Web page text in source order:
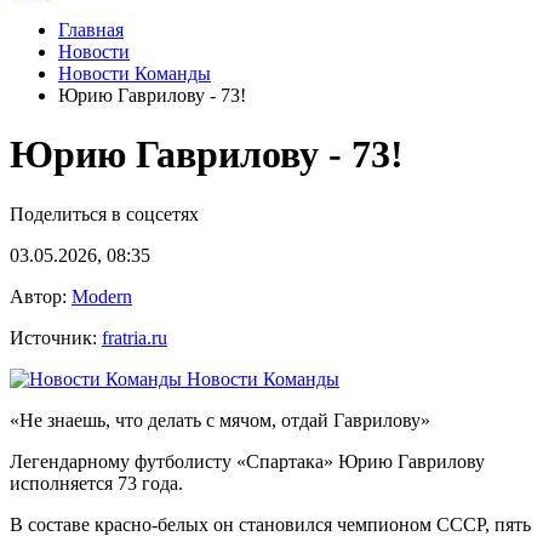
Главная
Новости
Новости Команды
Юрию Гаврилову - 73!
Юрию Гаврилову - 73!
Поделиться в соцсетях
03.05.2026, 08:35
Автор: Modern
Источник: fratria.ru
Новости Команды
«Не знаешь, что делать с мячом, отдай Гаврилову»
Легендарному футболисту «Спартака» Юрию Гаврилову
исполняется 73 года.
В составе красно-белых он становился чемпионом СССР, пять